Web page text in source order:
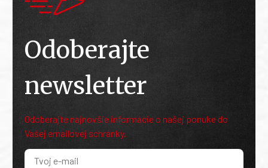
Odoberajte
newsletter
Odoberajte najnovšie informácie o našej ponuke do
Vašej emailovej schránky.